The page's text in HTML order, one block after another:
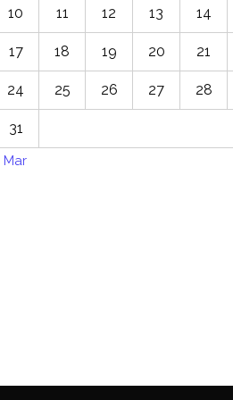
10 11 12 13 14
17 18 19 20 21
24 25 26 27 28
31
Mar